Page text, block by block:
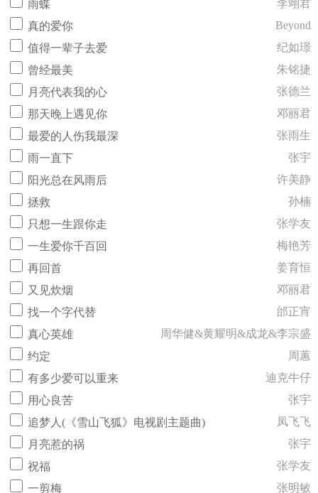
雨蝶
李翊君
真的爱你
Beyond
值得一辈子去爱
纪如璟
曾经最美
朱铭捷
月亮代表我的心
张德兰
那天晚上遇见你
邓丽君
最爱的人伤我最深
张雨生
雨一直下
张宇
阳光总在风雨后
许美静
拯救
孙楠
只想一生跟你走
张学友
一生爱你千百回
梅艳芳
再回首
姜育恒
又见炊烟
邓丽君
找一个字代替
邰正宵
真心英雄
周华健&黄耀明&成龙&李宗盛
约定
周蕙
有多少爱可以重来
迪克牛仔
用心良苦
张宇
追梦人(《雪山飞狐》电视剧主题曲)
凤飞飞
月亮惹的祸
张宇
祝福
张学友
一剪梅
张明敏